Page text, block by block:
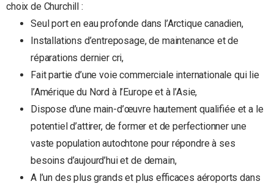
choix de Churchill :
Seul port en eau profonde dans l’Arctique canadien,
Installations d’entreposage, de maintenance et de
réparations dernier cri,
Fait partie d’une voie commerciale internationale qui lie
l’Amérique du Nord à l’Europe et à l’Asie,
Dispose d’une main-d’œuvre hautement qualifiée et a le
potentiel d’attirer, de former et de perfectionner une
vaste population autochtone pour répondre à ses
besoins d’aujourd’hui et de demain,
A l’un des plus grands et plus efficaces aéroports dans